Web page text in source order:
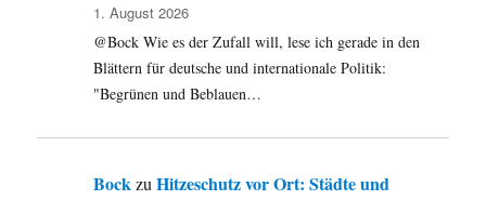
1. August 2026
@Bock Wie es der Zufall will, lese ich gerade in den
Blättern für deutsche und internationale Politik:
"Begrünen und Beblauen…
BockzuHitzeschutz vor Ort: Städte und